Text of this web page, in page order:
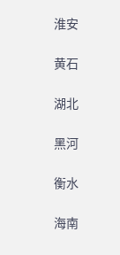
淮安
黄石
湖北
黑河
衡水
海南